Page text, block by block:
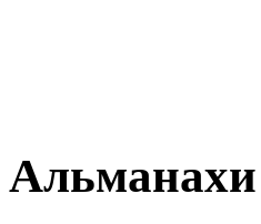
Альманахи